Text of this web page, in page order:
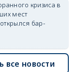
кризиса в
мест
бар-
все новости